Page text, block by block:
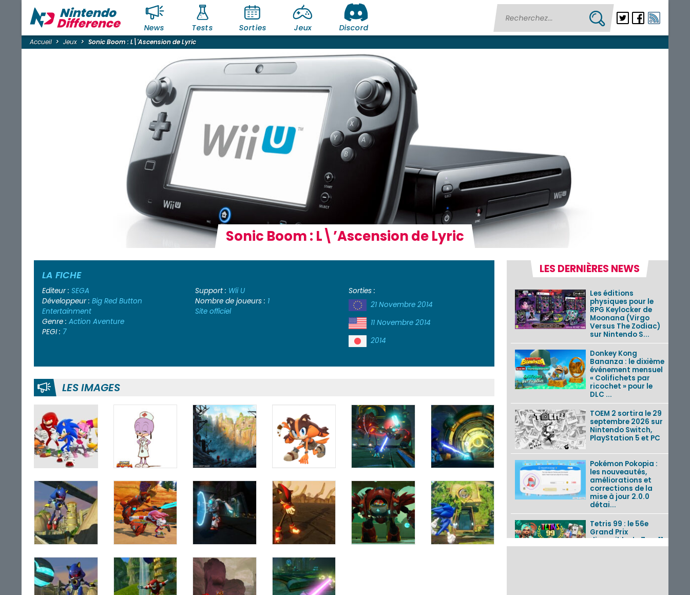
News Tests Sorties Jeux Discord
Accueil Jeux Sonic Boom : L\'Ascension de Lyric
Sonic Boom : L\’Ascension de Lyric
LA FICHE
Editeur : SEGA
Développeur : Big Red Button
Entertainment
Genre : Action Aventure
PEGI : 7
Support : Wii U
Nombre de joueurs : 1
Site officiel
Sorties :
21 Novembre 2014
11 Novembre 2014
2014
LES IMAGES
LES DERNIÈRES NEWS
Les éditions
physiques pour le
RPG Keylocker de
Moonana (Virgo
Versus The Zodiac)
sur Nintendo S...
Donkey Kong
Bananza : le dixième
événement mensuel
« Colifichets par
ricochet » pour le
DLC ...
TOEM 2 sortira le 29
septembre 2026 sur
Nintendo Switch,
PlayStation 5 et PC
Pokémon Pokopia :
les nouveautés,
améliorations et
corrections de la
mise à jour 2.0.0
détai...
Tetris 99 : le 56e
Grand Prix
disponible du 7 au 11
août 2026 avec un